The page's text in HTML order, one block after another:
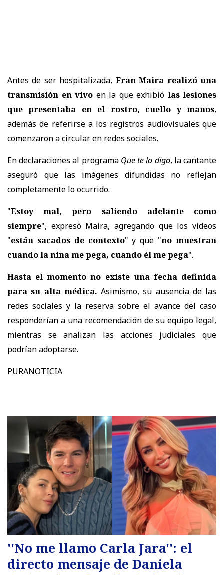
Antes de ser hospitalizada, Fran Maira realizó una
transmisión en vivo en la que exhibió las lesiones
que presentaba en el rostro, cuello y manos,
además de referirse a los registros audiovisuales que
comenzaron a circular en redes sociales.
En declaraciones al programa Que te lo digo, la cantante
aseguró que las imágenes difundidas no reflejan
completamente lo ocurrido.
"Estoy mal, pero saliendo adelante como
siempre", expresó Maira, agregando que los videos
"están sacados de contexto" y que "no muestran
cuando la niña me pega, cuando él me pega".
Hasta el momento no existe una fecha definida
para su alta médica. Asimismo,su ausencia de las
redes sociales y la reserva sobre el avance del caso
responderían a una recomendación de su equipo legal,
mientras se analizan las acciones judiciales que
podrían adoptarse.
PURANOTICIA
''No me llamo Carla Jara'': el
directo mensaje de Daniela